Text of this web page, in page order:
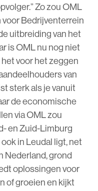
Zo zou OML
Bedrijventerrein
uitbreiding van het
is OML nu nog niet
voor het zeggen
van
sterk als je vanuit
de economische
via OML zou
en Zuid-Limburg
in Leudal ligt, net
Nederland, grond
oplossingen voor
of groeien en kijkt